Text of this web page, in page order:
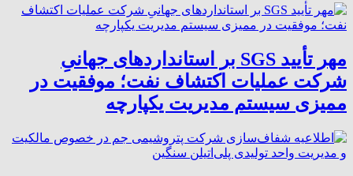
مهر تأیید SGS بر استانداردهای جهانیِ
شرکت عملیات اکتشاف نفت؛ موفقیت در
ممیزی سیستم مدیریت یکپارچه